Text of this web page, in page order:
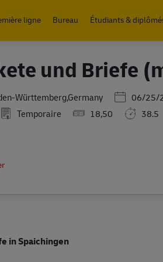
ligne
Bureau Étudiants &
und Briefe
Württemberg,Germany Posted Date
06/25/
Temporaire 18,50 38.5
in Spaichingen